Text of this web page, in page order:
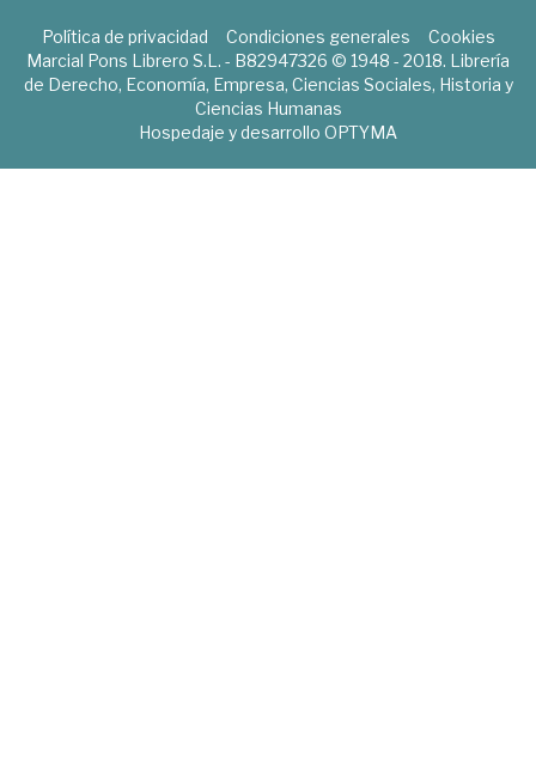
Política de privacidad Condiciones generales
Cookies
Marcial Pons Librero S.L. - B82947326 © 1948 - 2018. Librería
de Derecho, Economía, Empresa, Ciencias Sociales, Historia y
Ciencias Humanas
Hospedaje y desarrollo OPTYMA